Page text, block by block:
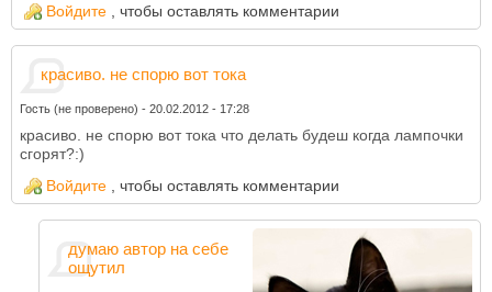
Войдите , чтобы оставлять комментарии
красиво. не спорю вот тока
Гость (не проверено) - 20.02.2012 - 17:28
красиво. не спорю вот тока что делать будеш когда лампочки
сгорят?:)
Войдите , чтобы оставлять комментарии
думаю автор на себе
ощутил